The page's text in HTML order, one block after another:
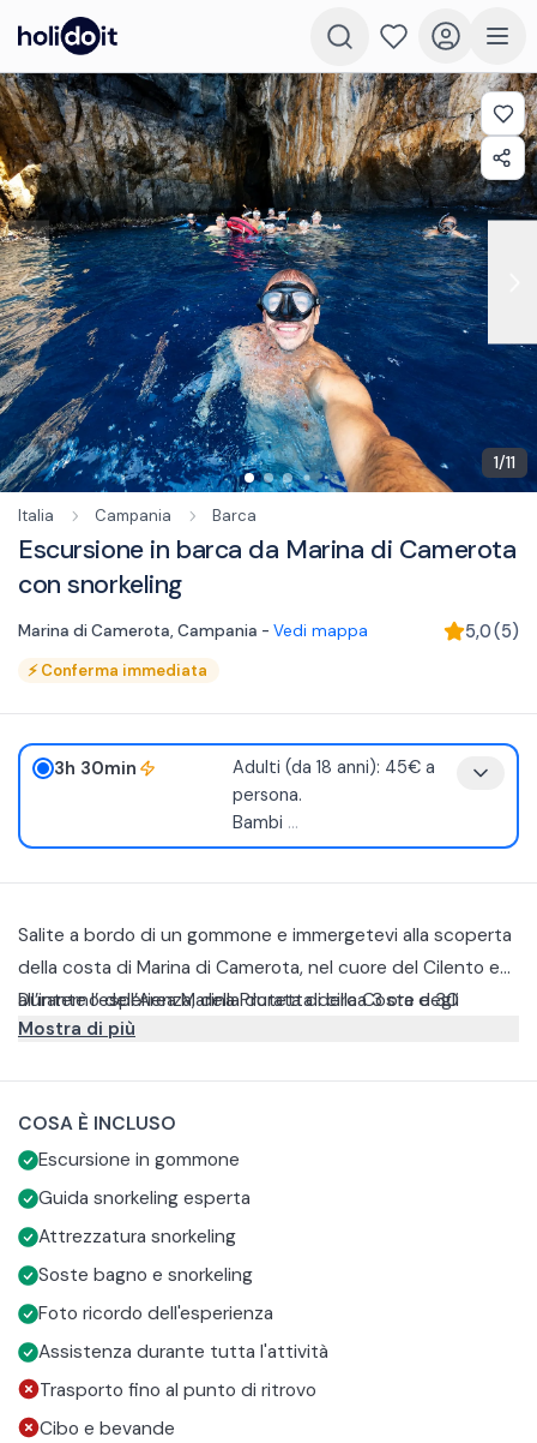
1/11
Italia Campania Barca
Escursione in barca da Marina di Camerota
con snorkeling
Marina di Camerota, Campania - Vedi mappa 5,0(5)
⚡Conferma immediata
3h 30min
Adulti (da 18 anni): 45€ a
persona.
Bambi ...
Salite a bordo di un gommone e immergetevi alla scoperta
della costa di Marina di Camerota, nel cuore del Cilento e
all’interno dell’Area Marina Protetta della Costa degli
Infreschi.
Durante l’esperienza, della durata di circa 3 ore e 30
minuti, una guida esperta vi accompagnerà lungo il
permetteranno di entrare in acqua e osservare da vicino i
fondali del Cilento, con tutta l’attrezzatura necessaria
fornita direttamente a bordo.
guida fornirà tutte le istruzioni prima dell’ingresso in acqua
e seguirà il gruppo durante l’attività.
Al termine dell’escursione riceverete anche le foto ricordo
dell’esperienza, per portare con voi i momenti più belli
trascorsi tra il mare e la natura del Cilento.
Mostra di più
COSA È INCLUSO
Escursione in gommone
Guida snorkeling esperta
Attrezzatura snorkeling
Soste bagno e snorkeling
Foto ricordo dell'esperienza
Assistenza durante tutta l'attività
Trasporto fino al punto di ritrovo
Cibo e bevande